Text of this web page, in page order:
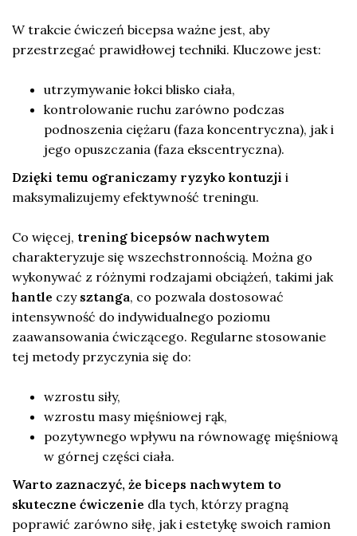
W trakcie ćwiczeń bicepsa ważne jest, aby
przestrzegać prawidłowej techniki. Kluczowe jest:
utrzymywanie łokci blisko ciała,
kontrolowanie ruchu zarówno podczas
podnoszenia ciężaru (faza koncentryczna), jak i
jego opuszczania (faza ekscentryczna).
Dzięki temu ograniczamy ryzyko kontuzji i
maksymalizujemy efektywność treningu.
Co więcej, trening bicepsów nachwytem
charakteryzuje się wszechstronnością. Można go
wykonywać z różnymi rodzajami obciążeń, takimi jak
hantle czy sztanga, co pozwala dostosować
intensywność do indywidualnego poziomu
zaawansowania ćwiczącego. Regularne stosowanie
tej metody przyczynia się do:
wzrostu siły,
wzrostu masy mięśniowej rąk,
pozytywnego wpływu na równowagę mięśniową
w górnej części ciała.
Warto zaznaczyć, że biceps nachwytem to
skuteczne ćwiczenie dla tych, którzy pragną
poprawić zarówno siłę, jak i estetykę swoich ramion